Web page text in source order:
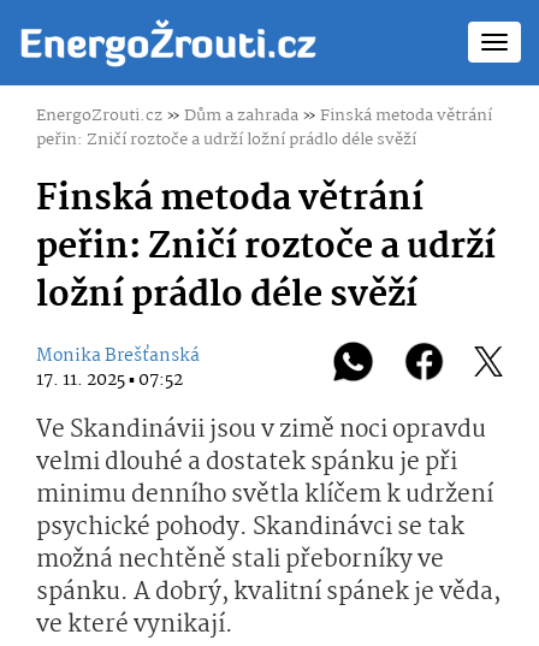
EnergoZrouti.cz»Dům a zahrada»Finská metoda větrání
peřin: Zničí roztoče a udrží ložní prádlo déle svěží
Finská metoda větrání
peřin: Zničí roztoče a udrží
ložní prádlo déle svěží
Monika Brešťanská
17. 11. 2025 ▪ 07:52
Ve Skandinávii jsou v zimě noci opravdu
velmi dlouhé a dostatek spánku je při
minimu denního světla klíčem k udržení
psychické pohody. Skandinávci se tak
možná nechtěně stali přeborníky ve
spánku. A dobrý, kvalitní spánek je věda,
ve které vynikají.